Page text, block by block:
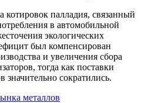
котировок палладия, связанный
в автомобильной
экологических
был компенсирован
и увеличения сбора
тогда как поставки
значительно сократились.
металлов